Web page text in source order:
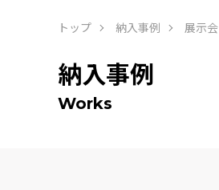
トップ 納入事例 展示会
納入事例
Works